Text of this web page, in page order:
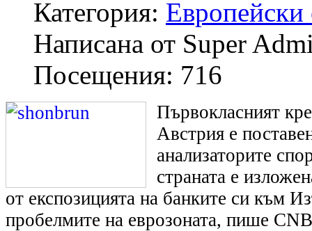
Категория: Европейски
Написана от Super
Посещения: 716
Първокласният
Австрия е
анализаторите
страната е
от експозицията на банките си към
пробелмите на еврозоната, пише